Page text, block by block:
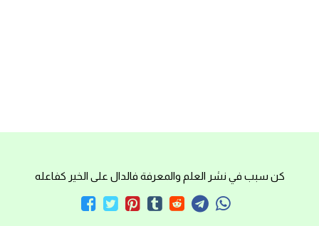
كن سبب في نشر العلم والمعرفة فالدال على الخير كفاعله